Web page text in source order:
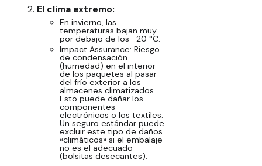
El clima extremo:
En invierno, las
temperaturas bajan muy
por debajo de los -20 °C.
Impact Assurance: Riesgo
de condensación
(humedad) en el interior
de los paquetes al pasar
del frío exterior a los
almacenes climatizados.
Esto puede dañar los
componentes
electrónicos o los textiles.
Un seguro estándar puede
excluir este tipo de daños
«climáticos» si el embalaje
no es el adecuado
(bolsitas desecantes).